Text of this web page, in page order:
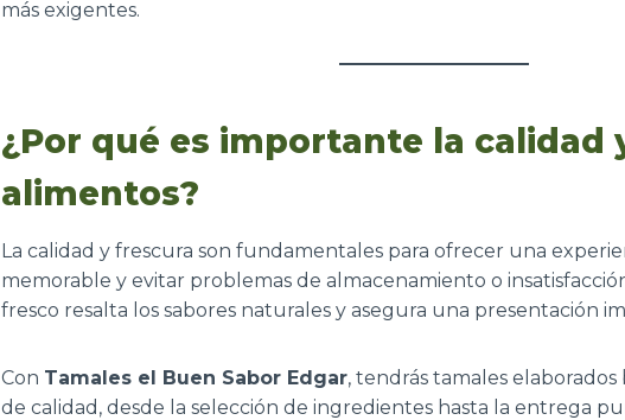
más exigentes.
¿Por qué es importante la calidad
alimentos?
La calidad y frescura son fundamentales para ofrecer una
memorable y evitar problemas de almacenamiento o
fresco resalta los sabores naturales y asegura una presentación
Con Tamales el Buen Sabor Edgar, tendrás tamales
de calidad, desde la selección de ingredientes hasta la entrega